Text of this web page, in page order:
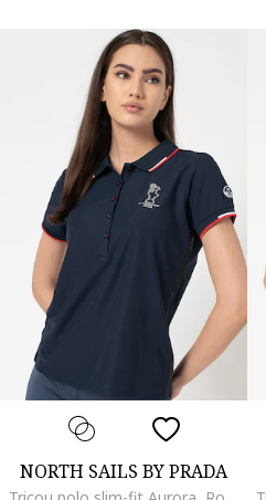
NORTH SAILS BY PRADA